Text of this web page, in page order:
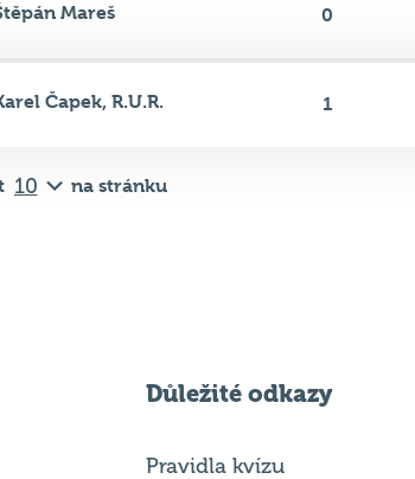
Mareš 0
Čapek, R.U.R. 1
na stránku
Důležité odkazy
Pravidla kvízu